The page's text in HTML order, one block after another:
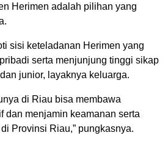
Herimen adalah pilihan yang
sisi keteladanan Herimen yang
serta menjunjung tinggi sikap
junior, layaknya keluarga.
di Riau bisa membawa
dan menjamin keamanan serta
Provinsi Riau,” pungkasnya.